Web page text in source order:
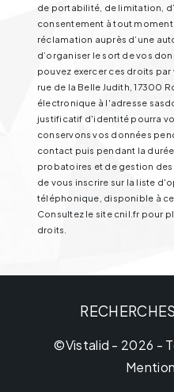
de portabilité, de limitation,
consentement à tout
réclamation auprès d’une
d’organiser le sort de vos
pouvez exercer ces droits par
rue de la Belle Judith, 17300
électronique à l'adresse
justificatif d'identité pourra
conservons vos données
contact puis pendant la
probatoires et de gestion
de vous inscrire sur la liste
téléphonique, disponible à
Consultez le site cnil.fr pour
droits.
©Vistalid - 2026 -